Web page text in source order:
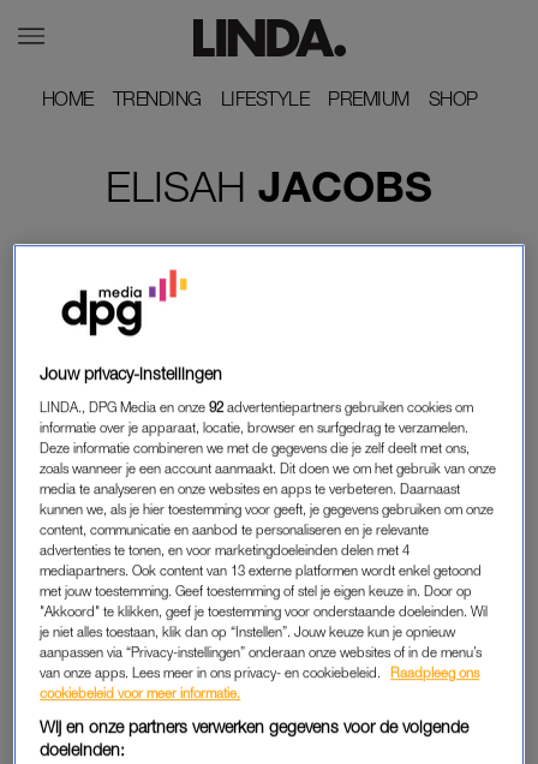
HOME
HOME TRENDING
TRENDING LIFESTYLE
LIFESTYLE PREMIUM
PREMIUM SHOP
SHOP
ELISAH JACOBS
WIL JE WETEN
INTERIEURSTYLIST ELISAH JACOBS TIPT DE
MOOISTE TAFELKLEDEN VOOR EEN
GEZELLIG GEZINSHUIS
WORD JE BLIJ VAN
Volgens interieurstylist Elisah
Jacobs zijn dít zijn de mooiste
buitenkussens die tegen een
stootje kunnen
WOONSPUL
Stylingtip van Elisah Jacobs:
deze kleden wil je hebben
Jouw privacy-instellingen
LINDA., DPG Media en onze92 advertentiepartners gebruiken cookies om
informatie over je apparaat, locatie, browser en surfgedrag te verzamelen.
Deze informatie combineren we met de gegevens die je zelf deelt met ons,
zoals wanneer je een account aanmaakt. Dit doen we om het gebruik van onze
media te analyseren en onze websites en apps te verbeteren. Daarnaast
kunnen we, als je hier toestemming voor geeft, je gegevens gebruiken om onze
content, communicatie en aanbod te personaliseren en je relevante
advertenties te tonen, en voor marketingdoeleinden delen met 4
mediapartners. Ook content van 13 externe platformen wordt enkel getoond
met jouw toestemming. Geef toestemming of stel je eigen keuze in. Door op
"Akkoord" te klikken, geef je toestemming voor onderstaande doeleinden. Wil
je niet alles toestaan, klik dan op “Instellen”. Jouw keuze kun je opnieuw
aanpassen via “Privacy-instellingen” onderaan onze websites of in de menu’s
van onze apps. Lees meer in ons privacy- en cookiebeleid.
Raadpleeg ons
cookiebeleid voor meer informatie.
Wij en onze partners verwerken gegevens voor de volgende
doeleinden: